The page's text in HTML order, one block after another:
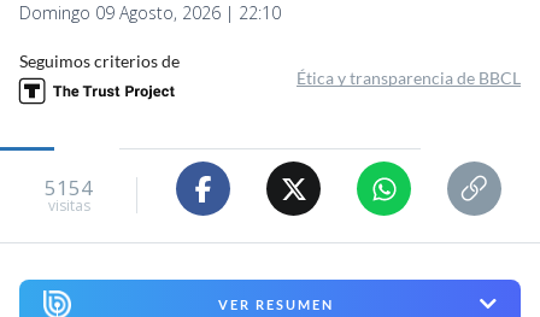
Domingo 09 Agosto, 2026 | 22:10
Seguimos criterios de
Ética y transparencia de BBCL
5154
visitas
VER RESUMEN